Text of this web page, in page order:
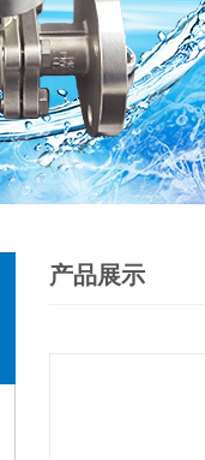
产品展示